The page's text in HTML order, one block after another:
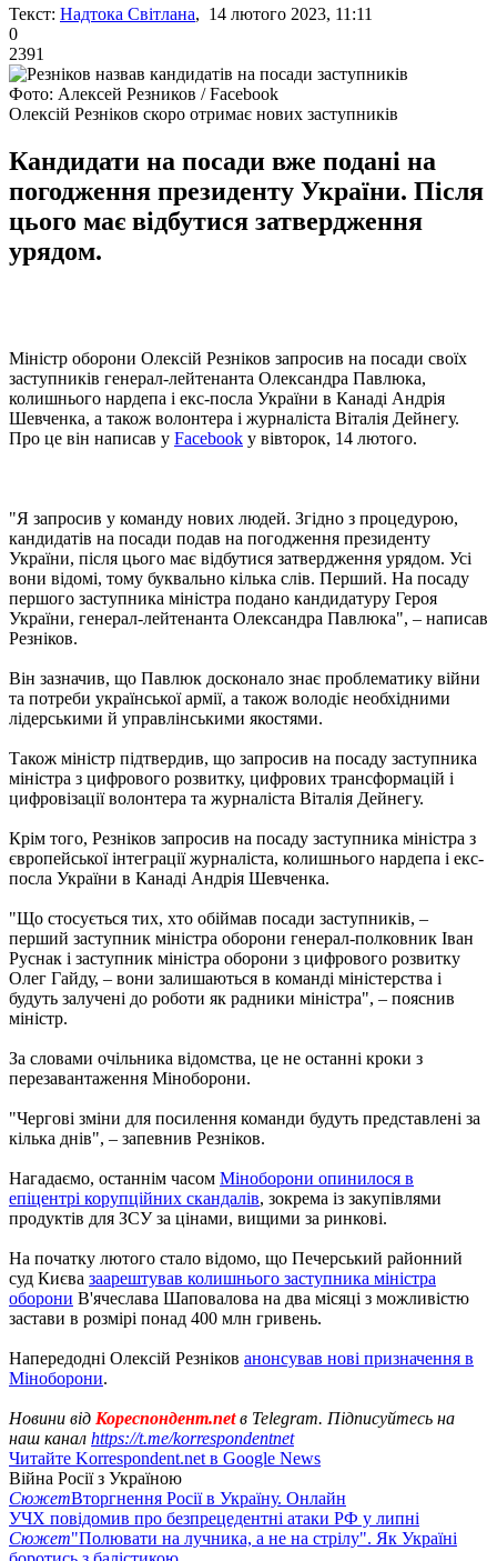
Текст: Надтока Світлана, 14 лютого 2023, 11:11
0
2391
Фото: Алексей Резников / Facebook
Олексій Резніков скоро отримає нових заступників
Кандидати на посади вже подані на
погодження президенту України. Після
цього має відбутися затвердження
урядом.
Міністр оборони Олексій Резніков запросив на посади своїх
заступників генерал-лейтенанта Олександра Павлюка,
колишнього нардепа і екс-посла України в Канаді Андрія
Шевченка, а також волонтера і журналіста Віталія Дейнегу.
Про це він написав у Facebook у вівторок, 14 лютого.
"Я запросив у команду нових людей. Згідно з процедурою,
кандидатів на посади подав на погодження президенту
України, після цього має відбутися затвердження урядом. Усі
вони відомі, тому буквально кілька слів. Перший. На посаду
першого заступника міністра подано кандидатуру Героя
України, генерал-лейтенанта Олександра Павлюка", – написав
Резніков.
Він зазначив, що Павлюк досконало знає проблематику війни
та потреби української армії, а також володіє необхідними
лідерськими й управлінськими якостями.
Також міністр підтвердив, що запросив на посаду заступника
міністра з цифрового розвитку, цифрових трансформацій і
цифровізації волонтера та журналіста Віталія Дейнегу.
Крім того, Резніков запросив на посаду заступника міністра з
європейської інтеграції журналіста, колишнього нардепа і екс-
посла України в Канаді Андрія Шевченка.
"Що стосується тих, хто обіймав посади заступників, –
перший заступник міністра оборони генерал-полковник Іван
Руснак і заступник міністра оборони з цифрового розвитку
Олег Гайду, – вони залишаються в команді міністерства і
будуть залучені до роботи як радники міністра", – пояснив
міністр.
За словами очільника відомства, це не останні кроки з
перезавантаження Міноборони.
"Чергові зміни для посилення команди будуть представлені за
кілька днів", – запевнив Резніков.
Нагадаємо, останнім часом Міноборони опинилося в
епіцентрі корупційних скандалів, зокрема із закупівлями
продуктів для ЗСУ за цінами, вищими за ринкові.
На початку лютого стало відомо, що Печерський районний
суд Києва заарештував колишнього заступника міністра
оборони В'ячеслава Шаповалова на два місяці з можливістю
застави в розмірі понад 400 млн гривень.
Напередодні Олексій Резніков анонсував нові призначення в
Міноборони.
Новини від Кореспондент.netв Telegram. Підписуйтесь на
наш канал https://t.me/korrespondentnet
Читайте Korrespondent.net в Google News
Війна Росії з Україною
СюжетВторгнення Росії в Україну. Онлайн
УЧХ повідомив про безпрецедентні атаки РФ у липні
Сюжет"Полювати на лучника, а не на стрілу". Як Україні